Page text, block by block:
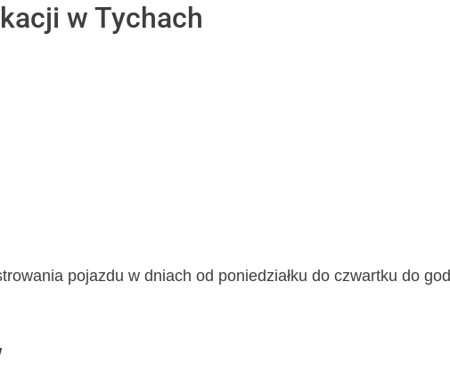
w Tychach
pojazdu w dniach od poniedziałku do czwartku do